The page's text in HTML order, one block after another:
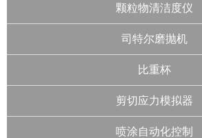
颗粒物清洁度仪
司特尔磨抛机
比重杯
剪切应力模拟器
喷涂自动化控制